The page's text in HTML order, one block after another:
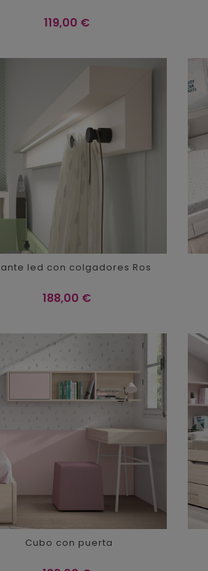
Precio
119,00 €
led con colgadores Ros
Precio
188,00 €
Cubo con puerta